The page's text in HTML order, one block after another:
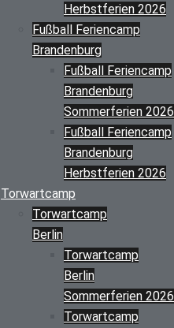
Herbstferien 2026
Fußball Feriencamp
Brandenburg
Fußball Feriencamp
Brandenburg
Sommerferien 2026
Fußball Feriencamp
Brandenburg
Herbstferien 2026
Torwartcamp
Torwartcamp
Berlin
Torwartcamp
Berlin
Sommerferien 2026
Torwartcamp